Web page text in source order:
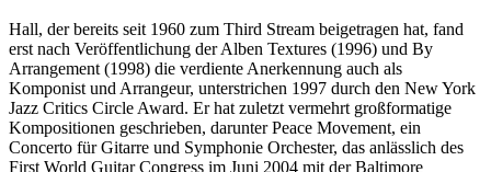
Hall, der bereits seit 1960 zum Third Stream beigetragen hat, fand
erst nach Veröffentlichung der Alben Textures (1996) und By
Arrangement (1998) die verdiente Anerkennung auch als
Komponist und Arrangeur, unterstrichen 1997 durch den New York
Jazz Critics Circle Award. Er hat zuletzt vermehrt großformatige
Kompositionen geschrieben, darunter Peace Movement, ein
Concerto für Gitarre und Symphonie Orchester, das anlässlich des
First World Guitar Congress im Juni 2004 mit der Baltimore